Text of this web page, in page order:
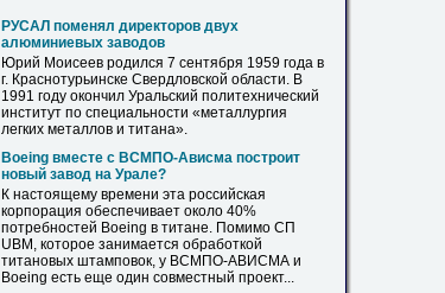
РУСАЛ поменял директоров двух
алюминиевых заводов
Юрий Моисеев родился 7 сентября 1959 года в
г. Краснотурьинске Свердловской области. В
1991 году окончил Уральский политехнический
институт по специальности «металлургия
легких металлов и титана».
Boeing вместе с ВСМПО-Ависма построит
новый завод на Урале?
К настоящему времени эта российская
корпорация обеспечивает около 40%
потребностей Boeing в титане. Помимо СП
UBM, которое занимается обработкой
титановых штамповок, у ВСМПО-АВИСМА и
Boeing есть еще один совместный проект...